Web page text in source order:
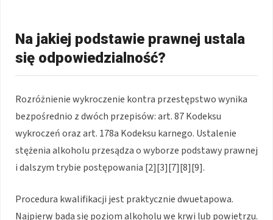
Na jakiej podstawie prawnej ustala
się odpowiedzialność?
Rozróżnienie wykroczenie kontra przestępstwo wynika
bezpośrednio z dwóch przepisów: art. 87 Kodeksu
wykroczeń oraz art. 178a Kodeksu karnego. Ustalenie
stężenia alkoholu przesądza o wyborze podstawy prawnej
i dalszym trybie postępowania [2][3][7][8][9].
Procedura kwalifikacji jest praktycznie dwuetapowa.
Najpierw bada się poziom alkoholu we krwi lub powietrzu.